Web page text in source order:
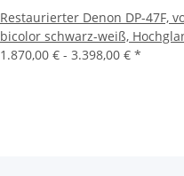
Restaurierter Denon DP-47F,
bicolor schwarz-weiß,
1.870,00 € - 3.398,00 € *